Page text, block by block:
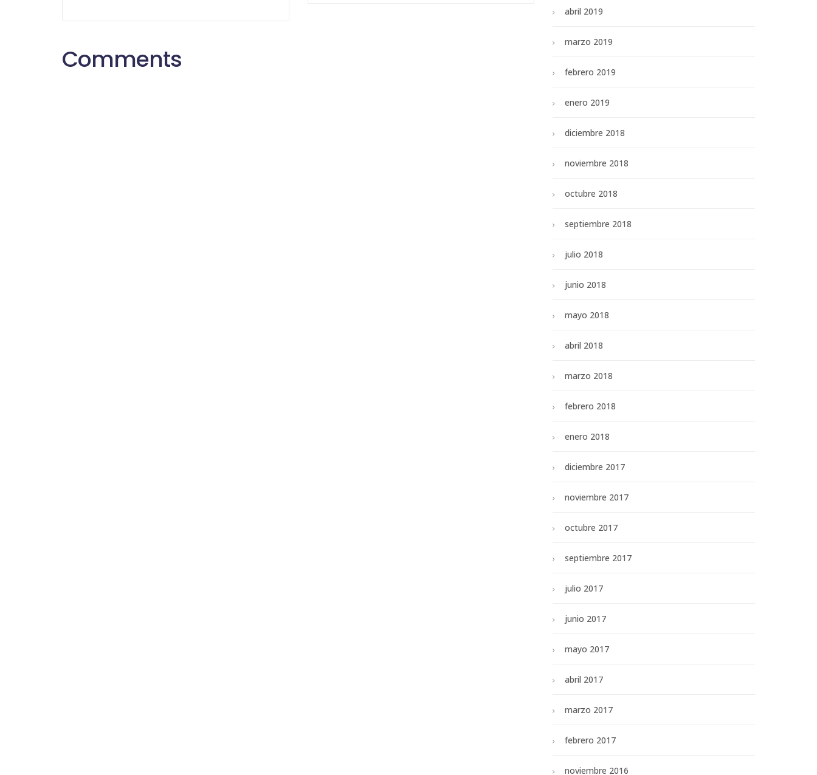
Comments
abril 2019
marzo 2019
febrero 2019
enero 2019
diciembre 2018
noviembre 2018
octubre 2018
septiembre 2018
julio 2018
junio 2018
mayo 2018
abril 2018
marzo 2018
febrero 2018
enero 2018
diciembre 2017
noviembre 2017
octubre 2017
septiembre 2017
julio 2017
junio 2017
mayo 2017
abril 2017
marzo 2017
febrero 2017
noviembre 2016